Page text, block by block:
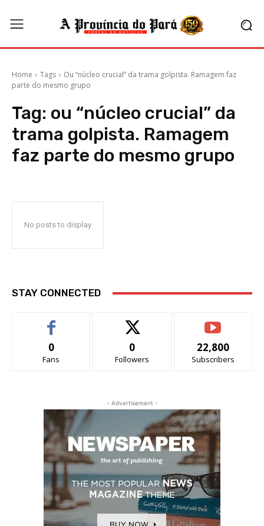
Home Tags
Ou “núcleo crucial” da trama golpista. Ramagem faz
parte do mesmo grupo
Tag: ou “núcleo crucial” da
trama golpista. Ramagem
faz parte do mesmo grupo
No posts to display
STAY CONNECTED
0
Fans
0
Followers
22,800
Subscribers
- Advertisement -